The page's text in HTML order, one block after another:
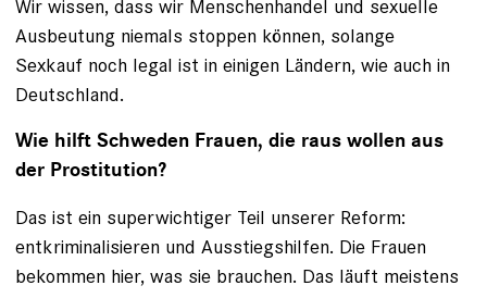
Wir wissen, dass wir Menschenhandel und sexuelle
Ausbeutung niemals stoppen können, solange
Sexkauf noch legal ist in einigen Ländern, wie auch in
Deutschland.
Wie hilft Schweden Frauen, die raus wollen aus
der Prostitution?
Das ist ein superwichtiger Teil unserer Reform:
entkriminalisieren und Ausstiegshilfen. Die Frauen
bekommen hier, was sie brauchen. Das läuft meistens